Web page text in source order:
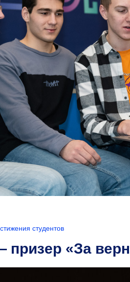
студентов
«За